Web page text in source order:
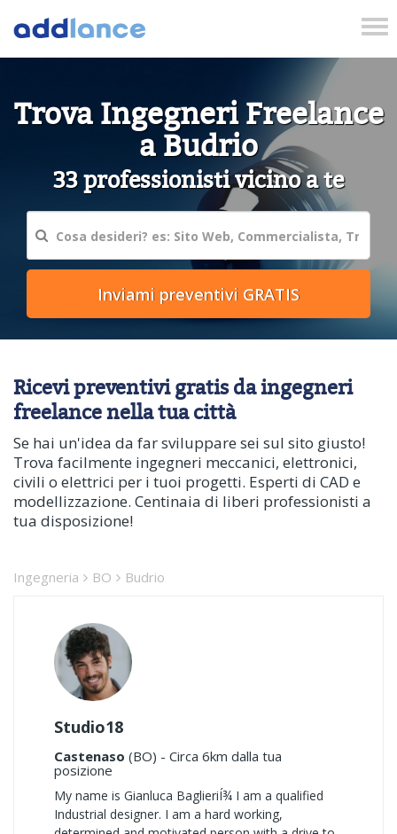
Trova Ingegneri Freelance
a Budrio
33 professionisti vicino a te
Ricevi preventivi gratis da ingegneri
freelance nella tua città
Se hai un'idea da far sviluppare sei sul sito giusto!
Trova facilmente ingegneri meccanici, elettronici,
civili o elettrici per i tuoi progetti. Esperti di CAD e
modellizzazione. Centinaia di liberi professionisti a
tua disposizione!
Ingegneria BO Budrio
Studio18
Castenaso (BO) - Circa 6km dalla tua
posizione
My name is Gianluca BaglieriÍ¾ I am a qualified
Industrial designer. I am a hard working,